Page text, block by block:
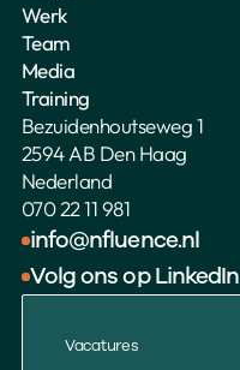
Bezuidenhoutseweg 1
2594 AB Den Haag
Nederland
070 22 11 981
info@nfluence.nl
Volg ons op LinkedIn
Werk
Team
Media
Training
Vacatures